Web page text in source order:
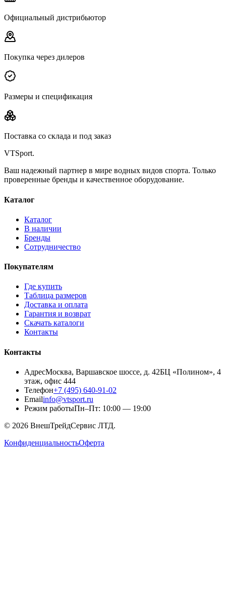
Официальный дистрибьютор
Покупка через дилеров
Размеры и спецификация
Поставка со склада и под заказ
VTSport.
Ваш надежный партнер в мире водных видов спорта. Только
проверенные бренды и качественное оборудование.
Каталог
Каталог
В наличии
Бренды
Сотрудничество
Покупателям
Где купить
Таблица размеров
Доставка и оплата
Гарантия и возврат
Скачать каталоги
Контакты
Контакты
АдресМосква, Варшавское шоссе, д. 42БЦ «Полином», 4
этаж, офис 444
Телефон+7 (495) 640-91-02
Emailinfo@vtsport.ru
Режим работыПн–Пт: 10:00 — 19:00
© 2026 ВнешТрейдСервис ЛТД.
КонфиденциальностьОферта